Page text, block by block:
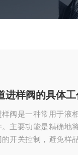
进样阀的具体
阀是一种常用于液
主要功能是精确地
开关控制，避免样